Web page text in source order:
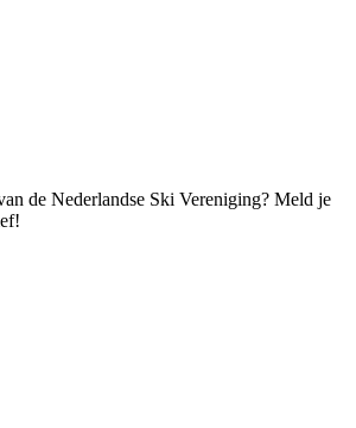
de Nederlandse Ski Vereniging? Meld je